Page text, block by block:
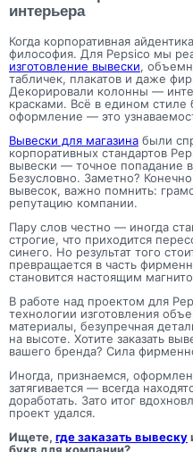
интерьера
Когда корпоративная
философия. Для Pepsico мы
изготовление вывески,
табличек, плакатов и даже
Декорировали колонны —
красками. Всё в едином стиле
оформление — это
Вывески для магазина были
корпоративных стандартов
вывески — точное попадание
Безусловно. Заметно?
вывесок, важно помнить:
репутацию компании.
Пару слов честно — иногда
строгие, что приходится
синего. Но результат того
превращается в часть
становится настоящим
В работе над проектом для
технологии изготовления
материалы, безупречная
на высоте. Хотите заказать
вашего бренда? Сила
Иногда, признаемся,
затягивается — всегда
доработать. Зато итог
проект удался.
Ищете, где заказать вывеску